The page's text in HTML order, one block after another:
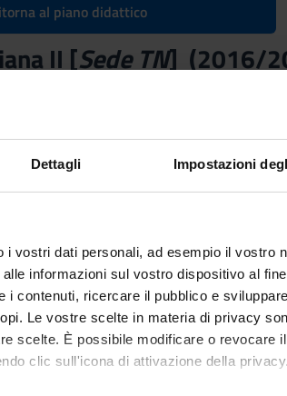
Dettagli Impostazioni
i vostri dati personali, ad esempio il vostro
informazioni sul vostro dispositivo al
i contenuti, ricercare il pubblico e
Le vostre scelte in materia di privacy
scelte. È possibile modificare o revocare
clic sull'icona di attivazione della privacy.
al piano didattico
II [Sede TN] (2016/
Crediti
6
Settore
L-FIL-LET/10 -
al 31 mag 2017.